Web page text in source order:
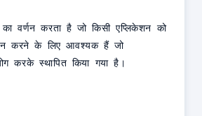
वर्णन करता है जो किसी एप्लिकेशन को
करने के लिए आवश्यक हैं जो
करके स्थापित किया गया है।